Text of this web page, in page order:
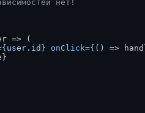
нет!
=> (
{user.id} onClick={() =>